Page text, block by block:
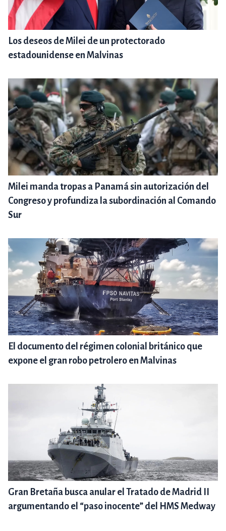
Los deseos de Milei de un protectorado
estadounidense en Malvinas
Milei manda tropas a Panamá sin autorización del
Congreso y profundiza la subordinación al Comando
Sur
El documento del régimen colonial británico que
expone el gran robo petrolero en Malvinas
Gran Bretaña busca anular el Tratado de Madrid II
argumentando el “paso inocente” del HMS Medway